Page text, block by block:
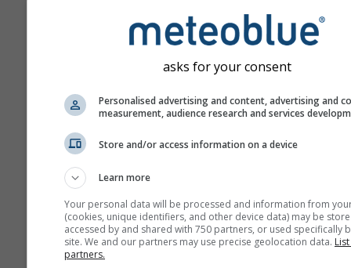
asks for your consent
Personalised advertising and content, advertising and
measurement, audience research and services
Store and/or access information on a device
Learn more
Your personal data will be processed and information from
(cookies, unique identifiers, and other device data) may be
accessed by and shared with 750 partners, or used specifically
site. We and our partners may use precise geolocation data.
partners.